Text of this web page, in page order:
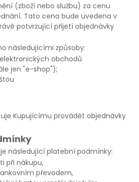
(zboží nebo službu) za cenu
Tato cena bude uvedena v
potvrzující přijetí objednávky
následujícími způsoby:
obchodů
jen "e-shop");
Kupujícímu provádět objednávky
následující platební podmínky:
při nákupu,
převodem,